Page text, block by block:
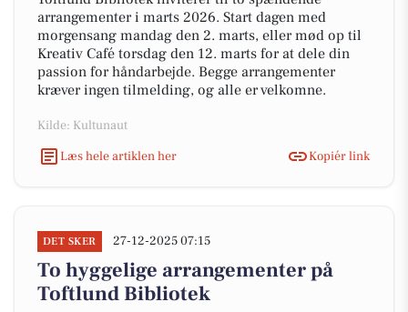
arrangementer i marts 2026. Start dagen med
morgensang mandag den 2. marts, eller mød op til
Kreativ Café torsdag den 12. marts for at dele din
passion for håndarbejde. Begge arrangementer
kræver ingen tilmelding, og alle er velkomne.
Kilde: Kultunaut
Læs hele artiklen her
Kopiér link
DET SKER 27-12-2025 07:15
To hyggelige arrangementer på
Toftlund Bibliotek